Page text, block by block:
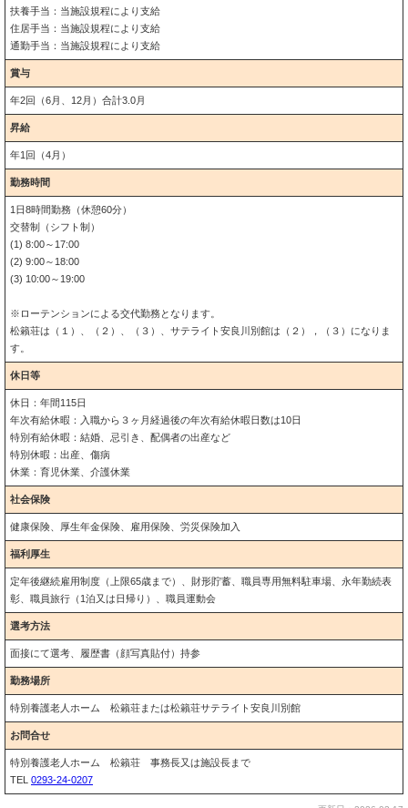
扶養手当：当施設規程により支給
住居手当：当施設規程により支給
通勤手当：当施設規程により支給
賞与
年2回（6月、12月）合計3.0月
昇給
年1回（4月）
勤務時間
1日8時間勤務（休憩60分）
交替制（シフト制）
(1) 8:00～17:00
(2) 9:00～18:00
(3) 10:00～19:00
※ローテンションによる交代勤務となります。
松籟荘は（１）、（２）、（３）、サテライト安良川別館は（２），（３）になりま
す。
休日等
休日：年間115日
年次有給休暇：入職から３ヶ月経過後の年次有給休暇日数は10日
特別有給休暇：結婚、忌引き、配偶者の出産など
特別休暇：出産、傷病
休業：育児休業、介護休業
社会保険
健康保険、厚生年金保険、雇用保険、労災保険加入
福利厚生
定年後継続雇用制度（上限65歳まで）、財形貯蓄、職員専用無料駐車場、永年勤続表
彰、職員旅行（1泊又は日帰り）、職員運動会
選考方法
面接にて選考、履歴書（顔写真貼付）持参
勤務場所
特別養護老人ホーム 松籟荘または松籟荘サテライト安良川別館
お問合せ
特別養護老人ホーム 松籟荘 事務長又は施設長まで
TEL 0293-24-0207